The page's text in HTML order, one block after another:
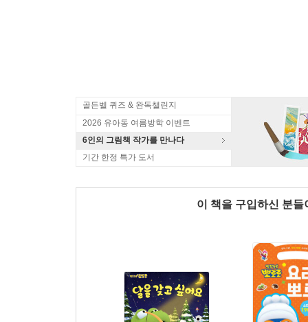
골든벨 퀴즈 & 완독챌린지
2026 유아동 여름방학 이벤트
6인의 그림책 작가를 만나다
기간 한정 특가 도서
이 책을 구입하신 분